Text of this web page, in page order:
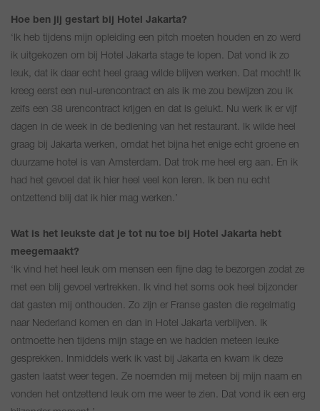
Hoe ben jij gestart bij Hotel Jakarta?
‘Ik heb tijdens mijn opleiding een pitch moeten houden en zo werd
ik uitgekozen om bij Hotel Jakarta stage te lopen. Dat vond ik zo
leuk, dat ik daar echt heel graag wilde blijven werken. Dat mocht! Ik
kreeg eerst een nul-urencontract en als ik me zou bewijzen zou ik
zelfs een 38 urencontract krijgen en dat is gelukt. Nu werk ik er vijf
dagen in de week in de bediening van het restaurant. Ik wilde heel
graag bij Jakarta werken, omdat het bijna het enige echt groene en
duurzame hotel is van Amsterdam. Dat trok me heel erg aan. En ik
had het gevoel dat ik hier heel veel kon leren. Ik ben nu echt
ontzettend blij dat ik hier mag werken.’
Wat is het leukste dat je tot nu toe bij Hotel Jakarta hebt
meegemaakt?
‘Ik vind het heel leuk om mensen een fijne dag te bezorgen zodat ze
met een blij gevoel vertrekken. Ik vind het soms ook heel bijzonder
dat gasten mij onthouden. Zo zijn er Franse gasten die regelmatig
naar Nederland komen en dan in Hotel Jakarta verblijven. Ik
ontmoette hen tijdens mijn stage en we hadden meteen leuke
gesprekken. Inmiddels werk ik vast bij Jakarta en kwam ik deze
gasten laatst weer tegen. Ze noemden mij meteen bij mijn naam en
vonden het ontzettend leuk om me weer te zien. Dat vond ik een erg